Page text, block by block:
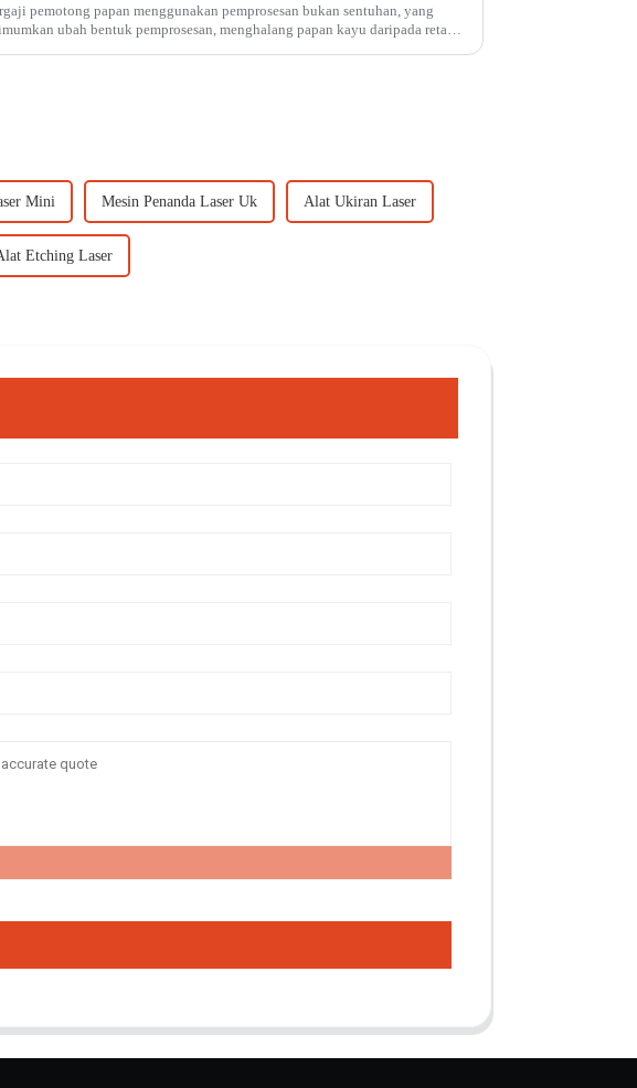
pemotong papan menggunakan pemprosesan bukan sentuhan, yang
ubah bentuk pemprosesan, menghalang papan kayu daripada retak,
Mini Mesin Penanda Laser Uk Alat Ukiran Laser
Etching Laser